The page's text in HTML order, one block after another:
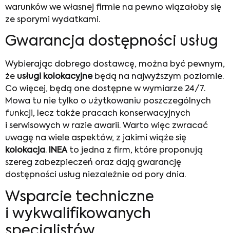
warunków we własnej firmie na pewno wiązałoby się
ze sporymi wydatkami.
Gwarancja dostępności usług
Wybierając dobrego dostawcę, można być pewnym,
że usługi kolokacyjnebędą na najwyższym poziomie.
Co więcej, będą one dostępne w wymiarze 24/7.
Mowa tu nie tylko o użytkowaniu poszczególnych
funkcji, lecz także pracach konserwacyjnych
i serwisowych w razie awarii. Warto więc zwracać
uwagę na wiele aspektów, z jakimi wiąże się
kolokacja. INEAto jedna z firm, które proponują
szereg zabezpieczeń oraz dają gwarancję
dostępności usług niezależnie od pory dnia.
Wsparcie techniczne
i wykwalifikowanych